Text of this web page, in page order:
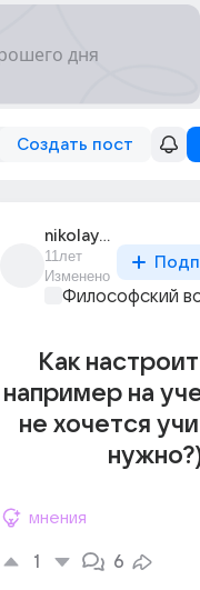
Создать пост
nikolaygt
11лет
Изменено
Философский
Как
например на
не хочется
мнения
1 6